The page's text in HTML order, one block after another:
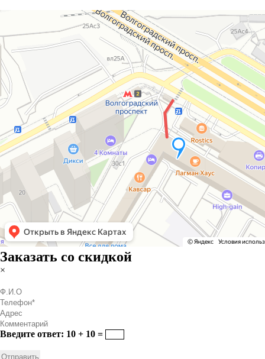
Заказать со скидкой
×
Введите ответ: 10 + 10 =